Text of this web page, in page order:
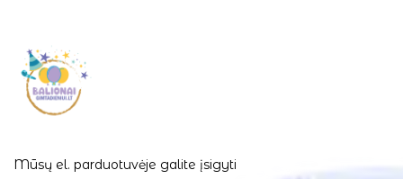
Mūsų el. parduotuvėje galite įsigyti